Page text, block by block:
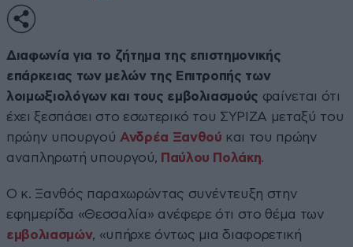
Διαφωνία για το ζήτημα της επιστημονικής
επάρκειας των μελών της Επιτροπής των
λοιμωξιολόγων και τους εμβολιασμούς φαίνεται ότι
έχει ξεσπάσει στο εσωτερικό του ΣΥΡΙΖΑ μεταξύ του
πρώην υπουργού Ανδρέα Ξανθού και του πρώην
αναπληρωτή υπουργού, Παύλου Πολάκη.
Ο κ. Ξανθός παραχωρώντας συνέντευξη στην
εφημερίδα «Θεσσαλία» ανέφερε ότι στο θέμα των
εμβολιασμών, «υπήρχε όντως μια διαφορετική